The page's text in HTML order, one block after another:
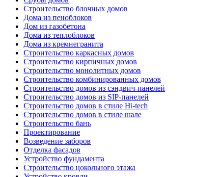
Строительство блочных домов
Дома из пеноблоков
Дом из газобетона
Дома из теплоблоков
Дома из кремнегранита
Строительство каркасных домов
Строительство кирпичных домов
Строительство монолитных домов
Строительство комбинированных домов
Строительство домов из сэндвич-панелей
Строительство домов из SIP-панелей
Строительство домов в стиле Hi-tech
Строительство домов в стиле шале
Строительство бань
Проектирование
Возведение заборов
Отделка фасадов
Устройство фундамента
Строительство цокольного этажа